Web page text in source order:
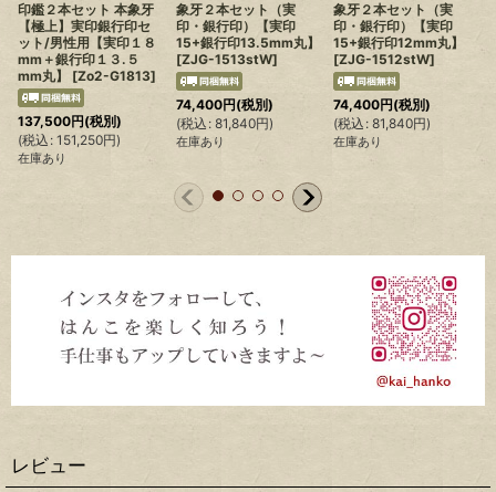
印鑑２本セット 本象牙
【極上】実印銀行印セ
ット/男性用【実印１８
mm＋銀行印１３.５
mm丸】
[Zo2-G1813]
137,500円(税別)
(税込 : 151,250円)
在庫あり
象牙２本セット（実
印・銀行印）【実印
15+銀行印13.5mm丸】
[ZJG-1513stW]
74,400円(税別)
(税込 : 81,840円)
在庫あり
象牙２本セット（実
印・銀行印）【実印
15+銀行印12mm丸】
[ZJG-1512stW]
74,400円(税別)
(税込 : 81,840円)
在庫あり
レビュー